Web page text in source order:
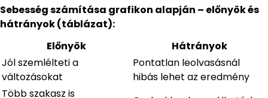
Sebesség számítása grafikon alapján – előnyök és
hátrányok (táblázat):
Előnyök
Hátrányok
Jól szemlélteti a
változásokat
Pontatlan leolvasásnál
hibás lehet az eredmény
Több szakasz is